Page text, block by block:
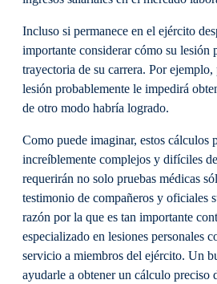
Incluso si permanece en el ejército
importante considerar cómo su lesión
trayectoria de su carrera. Por
lesión probablemente le impedirá
de otro modo habría logrado.
Como puede imaginar, estos cálculos
increíblemente complejos y difíciles
requerirán no solo pruebas médicas
testimonio de compañeros y oficiales
razón por la que es tan importante
especializado en lesiones personales
servicio a miembros del ejército. Un
ayudarle a obtener un cálculo preciso